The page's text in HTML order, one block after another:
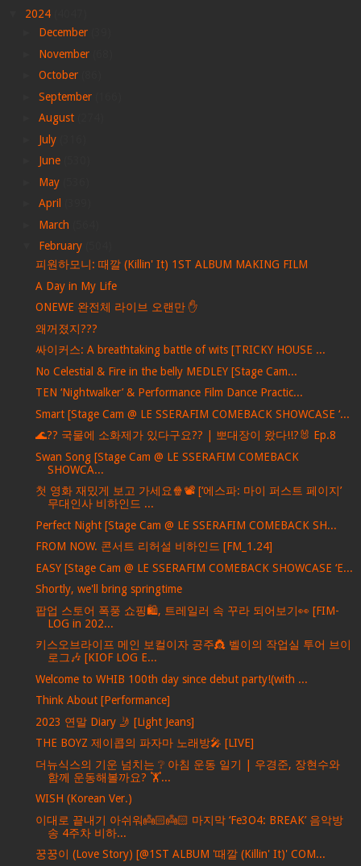
2024
December
November
October
September
August
July
June
May
April
March
February
피원하모니: 때깔 (Killin' It) 1ST ALBUM MAKING FILM
A Day in My Life
ONEWE 완전체 라이브 오랜만 ✋
왜꺼졌지???
싸이커스: A breathtaking battle of wits [TRICKY HOUSE ...
No Celestial & Fire in the belly MEDLEY [Stage Cam...
TEN ‘Nightwalker’ & Performance Film Dance Practic...
Smart [Stage Cam @ LE SSERAFIM COMEBACK SHOWCASE ‘...
🌊?? 국물에 소화제가 있다구요?? | 뽀대장이 왔다!!?🐰 Ep.8
Swan Song [Stage Cam @ LE SSERAFIM COMEBACK
SHOWCA...
첫 영화 재밌게 보고 가세요🍿📽️ [‘에스파: 마이 퍼스트 페이지’
무대인사 비하인드 ...
Perfect Night [Stage Cam @ LE SSERAFIM COMEBACK SH...
FROM NOW. 콘서트 리허설 비하인드 [FM_1.24]
EASY [Stage Cam @ LE SSERAFIM COMEBACK SHOWCASE ‘E...
Shortly, we'll bring springtime
팝업 스토어 폭풍 쇼핑🛍️, 트레일러 속 꾸라 되어보기👀 [FIM-
LOG in 202...
키스오브라이프 메인 보컬이자 공주👸 벨이의 작업실 투어 브이
로그🎶 [KIOF LOG E...
Welcome to WHIB 100th day since debut party!(with ...
Think About [Performance]
2023 연말 Diary 🤳 [Light Jeans]
THE BOYZ 제이콥의 파자마 노래방🎤 [LIVE]
더뉴식스의 기운 넘치는 ❔ 아침 운동 일기 | 우경준, 장현수와
함께 운동해볼까요? 🏋️...
WISH (Korean Ver.)
이대로 끝내기 아쉬워👼🏻👼🏻 마지막 ‘Fe3O4: BREAK’ 음악방
송 4주차 비하...
꿍꿍이 (Love Story) [@1ST ALBUM '때깔 (Killin' It)' COM...